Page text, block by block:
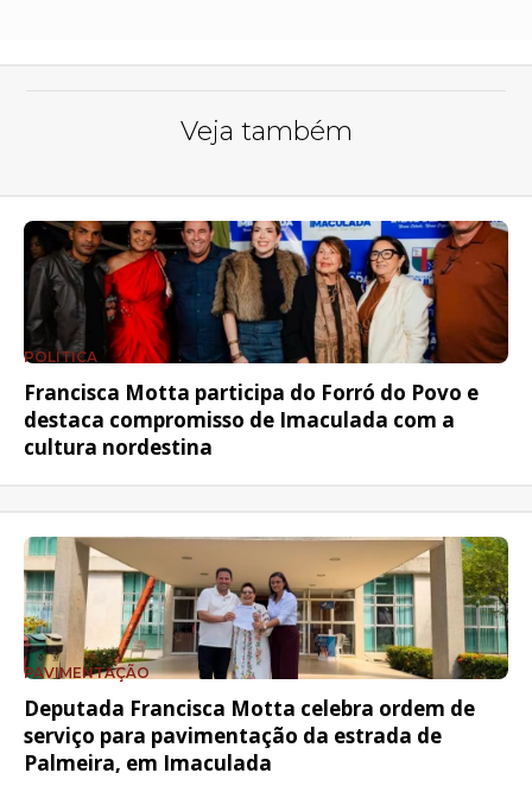
Veja também
POLÍTICA
Francisca Motta participa do Forró do Povo e
destaca compromisso de Imaculada com a
cultura nordestina
PAVIMENTAÇÃO
Deputada Francisca Motta celebra ordem de
serviço para pavimentação da estrada de
Palmeira, em Imaculada